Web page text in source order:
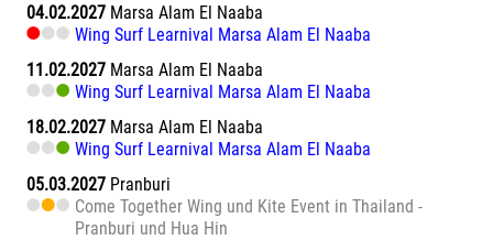
04.02.2027 Marsa Alam El Naaba
Wing Surf Learnival Marsa Alam El Naaba
11.02.2027 Marsa Alam El Naaba
Wing Surf Learnival Marsa Alam El Naaba
18.02.2027 Marsa Alam El Naaba
Wing Surf Learnival Marsa Alam El Naaba
05.03.2027 Pranburi
Come Together Wing und Kite Event in Thailand -
Pranburi und Hua Hin